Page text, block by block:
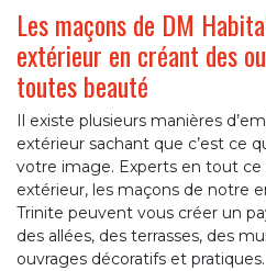
Les maçons de DM
extérieur en créant des
toutes beauté
Il existe plusieurs manières
extérieur sachant que c’est ce
votre image. Experts en tout
extérieur, les maçons de notre
Trinite peuvent vous créer un
des allées, des terrasses, des
ouvrages décoratifs et